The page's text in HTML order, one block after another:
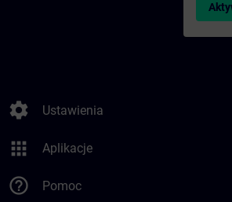
settings Ustawienia
apps Aplikacje
help_outline Pomoc